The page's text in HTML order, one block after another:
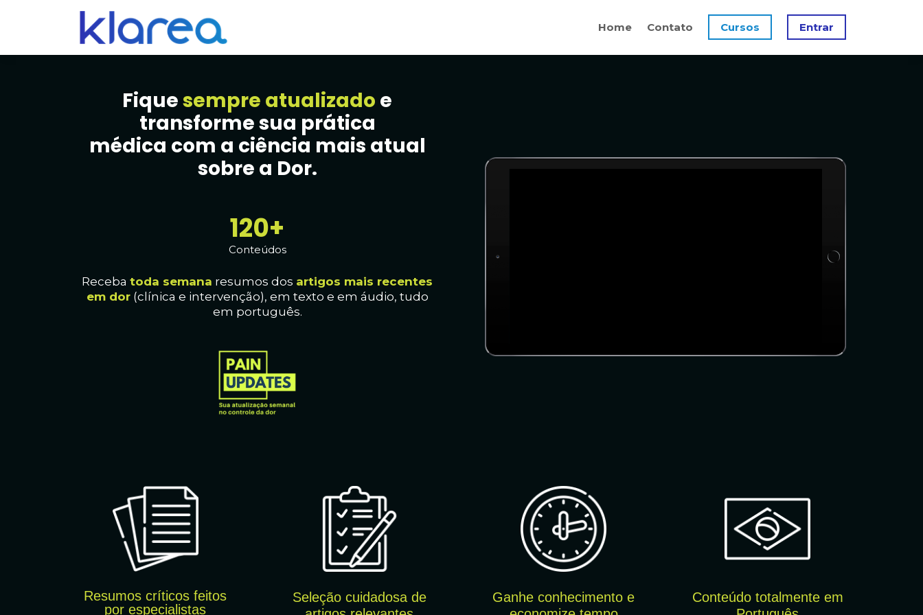
Home Contato Cursos Entrar
Fiquesempre atualizado e
transforme sua prática
médica com a ciência mais atual
sobre a Dor.
126+
Conteúdos
Recebatoda semana resumos dos artigos mais recentes
em dor(clínica e intervenção), em texto e em áudio, tudo
em português.
Resumos críticos feitos
porespecialistas
Seleção cuidadosa de
Ganhe conhecimento e
Conteúdo totalmente em